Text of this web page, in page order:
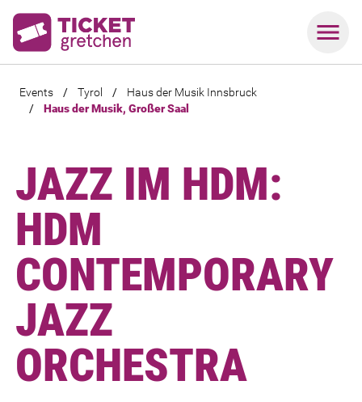
Events / Tyrol /
Haus der Musik Innsbruck
/
Haus der Musik, Großer Saal
JAZZ IM HDM:
HDM
CONTEMPORARY
JAZZ
ORCHESTRA